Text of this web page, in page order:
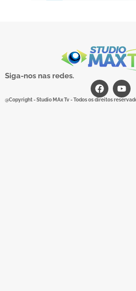
Siga-nos nas redes.
@Copyright - Studio MAx Tv - Todos os direitos